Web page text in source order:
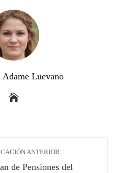
Luevano
ANTERIOR
de Pensiones del